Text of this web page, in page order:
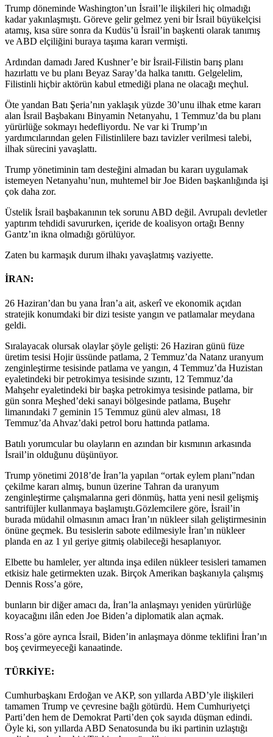
Trump döneminde Washington’un İsrail’le ilişkileri hiç olmadığı
kadar yakınlaşmıştı. Göreve gelir gelmez yeni bir İsrail büyükelçisi
atamış, kısa süre sonra da Kudüs’ü İsrail’in başkenti olarak tanımış
ve ABD elçiliğini buraya taşıma kararı vermişti.
Ardından damadı Jared Kushner’e bir İsrail-Filistin barış planı
hazırlattı ve bu planı Beyaz Saray’da halka tanıttı. Gelgelelim,
Filistinli hiçbir aktörün kabul etmediği plana ne olacağı meçhul.
Öte yandan Batı Şeria’nın yaklaşık yüzde 30’unu ilhak etme kararı
alan İsrail Başbakanı Binyamin Netanyahu, 1 Temmuz’da bu planı
yürürlüğe sokmayı hedefliyordu. Ne var ki Trump’ın
yardımcılarından gelen Filistinlilere bazı tavizler verilmesi talebi,
ilhak sürecini yavaşlattı.
Trump yönetiminin tam desteğini almadan bu kararı uygulamak
istemeyen Netanyahu’nun, muhtemel bir Joe Biden başkanlığında işi
çok daha zor.
Üstelik İsrail başbakanının tek sorunu ABD değil. Avrupalı devletler
yaptırım tehdidi savururken, içeride de koalisyon ortağı Benny
Gantz’ın ikna olmadığı görülüyor.
Zaten bu karmaşık durum ilhakı yavaşlatmış vaziyette.
İRAN:
26 Haziran’dan bu yana İran’a ait, askerî ve ekonomik açıdan
stratejik konumdaki bir dizi tesiste yangın ve patlamalar meydana
geldi.
Sıralayacak olursak olaylar şöyle gelişti: 26 Haziran günü füze
üretim tesisi Hojir üssünde patlama, 2 Temmuz’da Natanz uranyum
zenginleştirme tesisinde patlama ve yangın, 4 Temmuz’da Huzistan
eyaletindeki bir petrokimya tesisinde sızıntı, 12 Temmuz’da
Mahşehr eyaletindeki bir başka petrokimya tesisinde patlama, bir
gün sonra Meşhed’deki sanayi bölgesinde patlama, Buşehr
limanındaki 7 geminin 15 Temmuz günü alev alması, 18
Temmuz’da Ahvaz’daki petrol boru hattında patlama.
Batılı yorumcular bu olayların en azından bir kısmının arkasında
İsrail’in olduğunu düşünüyor.
Trump yönetimi 2018’de İran’la yapılan “ortak eylem planı”ndan
çekilme kararı almış, bunun üzerine Tahran da uranyum
zenginleştirme çalışmalarına geri dönmüş, hatta yeni nesil gelişmiş
santrifüjler kullanmaya başlamıştı.Gözlemcilere göre, İsrail’in
burada müdahil olmasının amacı İran’ın nükleer silah geliştirmesinin
önüne geçmek. Bu tesislerin sabote edilmesiyle İran’ın nükleer
planda en az 1 yıl geriye gitmiş olabileceği hesaplanıyor.
Elbette bu hamleler, yer altında inşa edilen nükleer tesisleri tamamen
etkisiz hale getirmekten uzak. Birçok Amerikan başkanıyla çalışmış
Dennis Ross’a göre,
bunların bir diğer amacı da, İran’la anlaşmayı yeniden yürürlüğe
koyacağını ilân eden Joe Biden’a diplomatik alan açmak.
Ross’a göre ayrıca İsrail, Biden’in anlaşmaya dönme teklifini İran’ın
boş çevirmeyeceği kanaatinde.
TÜRKİYE:
Cumhurbaşkanı Erdoğan ve AKP, son yıllarda ABD’yle ilişkileri
tamamen Trump ve çevresine bağlı götürdü. Hem Cumhuriyetçi
Parti’den hem de Demokrat Parti’den çok sayıda düşman edindi.
Öyle ki, son yıllarda ABD Senatosunda bu iki partinin uzlaştığı